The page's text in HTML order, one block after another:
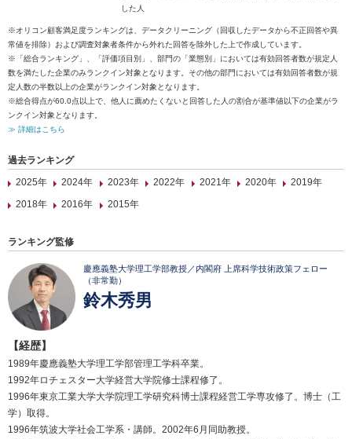
した人
※オリコン顧客満足度ランキングは、データクリーニング（回収したデータから不正回答や異
常値を排除）および調査対象者条件から外れた回答を除外した上で作成しています。
※「総合ランキング」、「評価項目別」、部門の「業態別」においては有効回答者数が規定人
数を満たした企業のみランクイン対象となります。その他の部門においては有効回答者数が規
定人数の半数以上の企業がランクイン対象となります。
※総合得点が60.0点以上で、他人に薦めたくないと回答した人の割合が基準値以下の企業がラ
ンクイン対象となります。
≫ 詳細はこちら
過去ランキング
2025年
2024年 2023年 2022年 2021年 2020年
2019年
2018年
2016年 2015年
ランキング監修
慶應義塾大学理工学部教授／内閣府 上席科学技術政策フェロー
（非常勤）
鈴木秀男
【経歴】
1989年慶應義塾大学理工学部管理工学科卒業。
1992年ロチェスター大学経営大学院修士課程修了。
1996年東京工業大学大学院理工学研究科博士課程経営工学専攻修了。博士（工
学）取得。
1996年筑波大学社会工学系・講師。2002年6月同助教授。